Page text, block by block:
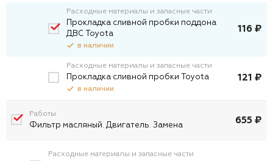
Расходные материалы и запасные части
Прокладка сливной пробки поддона
ДВС Toyota
в наличии
116 ₽
Расходные материалы и запасные части
Прокладка сливной пробки Toyota
в наличии
121 ₽
Работы
Фильтр масляный. Двигатель. Замена 655 ₽
Расходные материалы и запасные части